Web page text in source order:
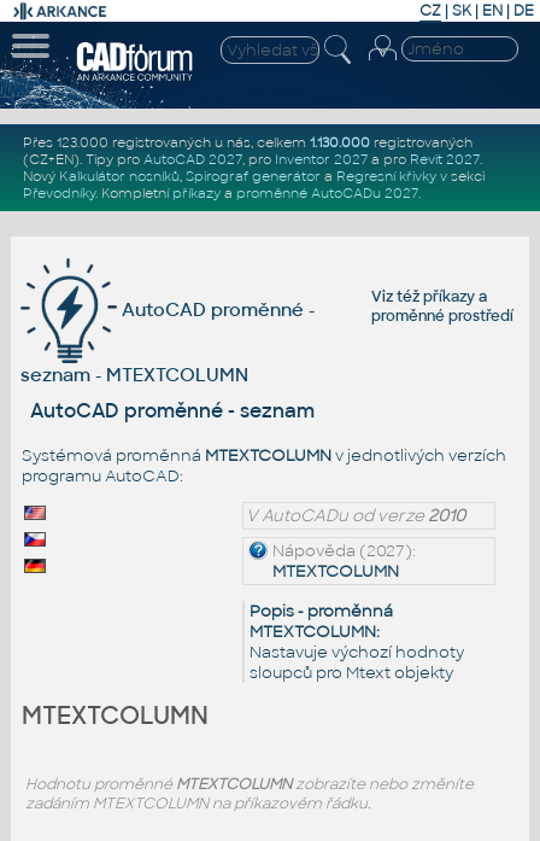
CZ | SK| EN | DE
Přes 123.000 registrovaných u nás, celkem 1.130.000registrovaných
(CZ+EN). Tipy pro AutoCAD 2027, pro Inventor 2027a pro Revit 2027.
Nový Kalkulátor nosníků, Spirograf generátor a Regresní křivkyv sekci
Převodníky. Kompletní příkazya proměnné AutoCADu 2027.
Viz téžpříkazya
proměnné prostředí
AutoCAD proměnné -
seznam - MTEXTCOLUMN
AutoCAD proměnné - seznam
Systémová proměnná MTEXTCOLUMNv jednotlivých verzích
programu AutoCAD:
V AutoCADu od verze2010
Nápověda (2027):
MTEXTCOLUMN
Popis - proměnná
MTEXTCOLUMN:
Nastavuje výchozí hodnoty
sloupců pro Mtext objekty
MTEXTCOLUMN
Hodnotu proměnnéMTEXTCOLUMNzobrazíte nebo změníte
zadáním MTEXTCOLUMN na příkazovém řádku.